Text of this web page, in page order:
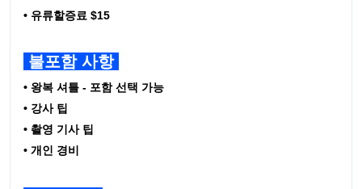
• 유류할증료 $15
불포함 사항
• 왕복 셔틀 - 포함 선택 가능
• 강사 팁
• 촬영 기사 팁
• 개인 경비